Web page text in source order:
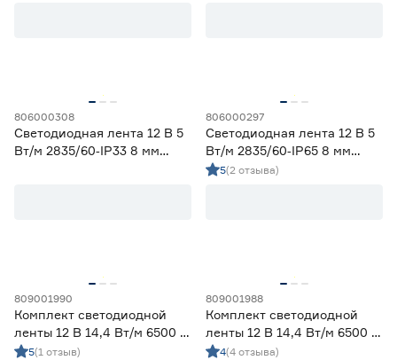
806000308
Светодиодная лента 12 В 5
Вт/м 2835/60‑IP33 8 мм
806000297
Светодиодная лента 12 В 5
Вт/м 2835/60‑IP65 8 мм
теплый 5 м Geniled
5(2 отзыва)
809001990
Комплект светодиодной
ленты 12 В 14,4 Вт/м 6500 К
IP65 5050 5 м ЭРА
5(1 отзыв)
809001988
Комплект светодиодной
ленты 12 В 14,4 Вт/м 6500 К
IP20 5050 5 м ЭРА
4(4 отзыва)